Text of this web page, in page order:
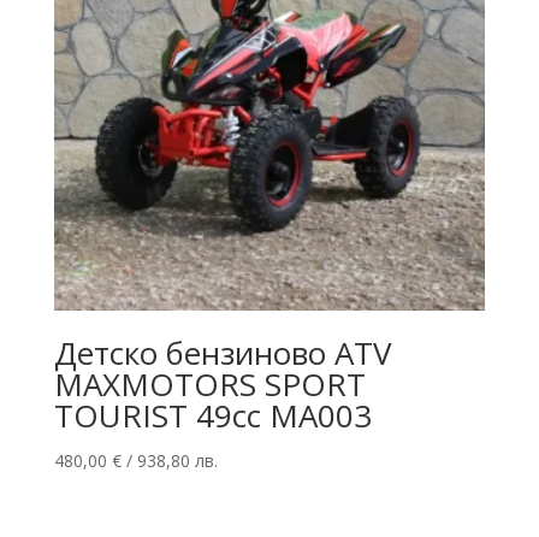
Детско бензиново ATV
MAXMOTORS SPORT
TOURIST 49cc MA003
480,00 €/ 938,80 лв.